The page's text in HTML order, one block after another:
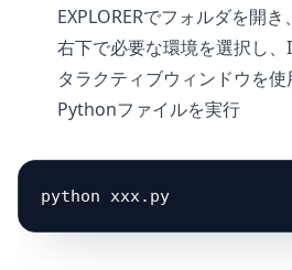
EXPLORERでフォルダを開
右下で必要な環境を選択し
タラクティブウィンドウを
Pythonファイルを実行